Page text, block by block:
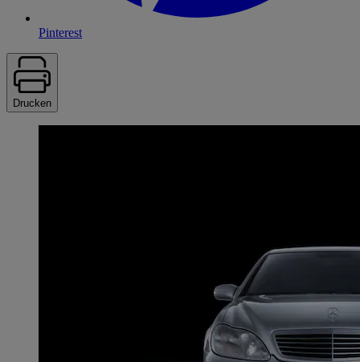
Pinterest
Drucken